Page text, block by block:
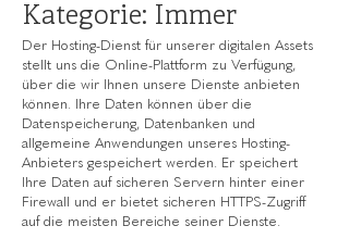
Kategorie: Immer
Der Hosting-Dienst für unserer digitalen Assets
stellt uns die Online-Plattform zu Verfügung,
über die wir Ihnen unsere Dienste anbieten
können. Ihre Daten können über die
Datenspeicherung, Datenbanken und
allgemeine Anwendungen unseres Hosting-
Anbieters gespeichert werden. Er speichert
Ihre Daten auf sicheren Servern hinter einer
Firewall und er bietet sicheren HTTPS-Zugriff
auf die meisten Bereiche seiner Dienste.